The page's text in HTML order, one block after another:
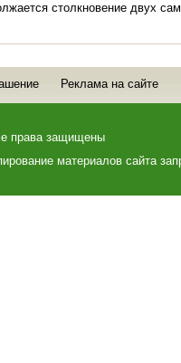
столкновение двух
Реклама на сайте
права защищены
материалов сайта